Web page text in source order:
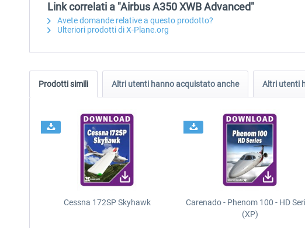
Link correlati a "Airbus A350 XWB Advanced"
Avete domande relative a questo prodotto?
Ulteriori prodotti di X-Plane.org
Prodotti simili Altri utenti hanno acquistato anche Altri utenti
Cessna 172SP Skyhawk
Carenado - Phenom 100 - HD
(XP)